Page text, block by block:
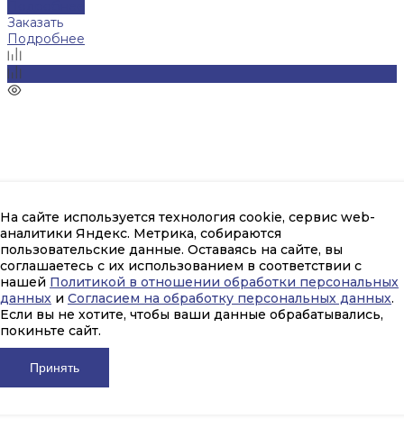
На сайте используется технология cookie, сервис web-
аналитики Яндекс. Метрика, собираются
пользовательские данные. Оставаясь на сайте, вы
соглашаетесь с их использованием в соответствии с
нашей Политикой в отношении обработки персональных
данных и Согласием на обработку персональных данных.
Если вы не хотите, чтобы ваши данные обрабатывались,
покиньте сайт.
Принять
Заказать
Подробнее